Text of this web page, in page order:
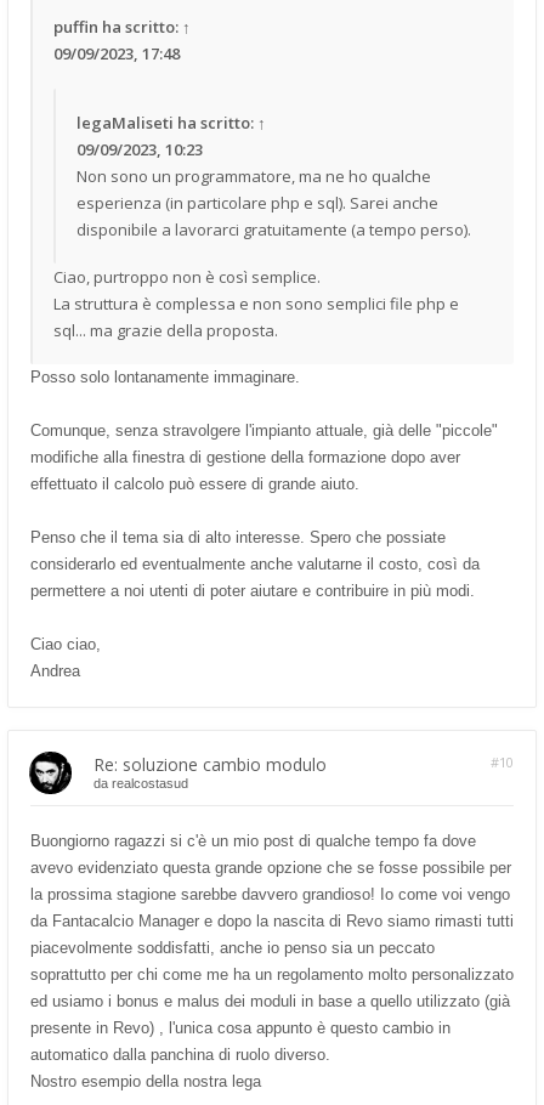
puffin ha scritto: ↑
09/09/2023, 17:48
legaMaliseti ha scritto: ↑
09/09/2023, 10:23
Non sono un programmatore, ma ne ho qualche
esperienza (in particolare php e sql). Sarei anche
disponibile a lavorarci gratuitamente (a tempo perso).
Ciao, purtroppo non è così semplice.
La struttura è complessa e non sono semplici file php e
sql... ma grazie della proposta.
Posso solo lontanamente immaginare.
Comunque, senza stravolgere l'impianto attuale, già delle "piccole"
modifiche alla finestra di gestione della formazione dopo aver
effettuato il calcolo può essere di grande aiuto.
Penso che il tema sia di alto interesse. Spero che possiate
considerarlo ed eventualmente anche valutarne il costo, così da
permettere a noi utenti di poter aiutare e contribuire in più modi.
Ciao ciao,
Andrea
Re: soluzione cambio modulo #10
da realcostasud
Buongiorno ragazzi si c'è un mio post di qualche tempo fa dove
avevo evidenziato questa grande opzione che se fosse possibile per
la prossima stagione sarebbe davvero grandioso! Io come voi vengo
da Fantacalcio Manager e dopo la nascita di Revo siamo rimasti tutti
piacevolmente soddisfatti, anche io penso sia un peccato
soprattutto per chi come me ha un regolamento molto personalizzato
ed usiamo i bonus e malus dei moduli in base a quello utilizzato (già
presente in Revo) , l'unica cosa appunto è questo cambio in
automatico dalla panchina di ruolo diverso.
Nostro esempio della nostra lega